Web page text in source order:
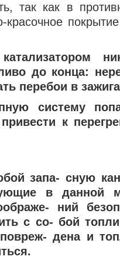
так как в
до конца:
перебои в
систему
к
запа- сную
в данной
ний
с со- бой
дена и